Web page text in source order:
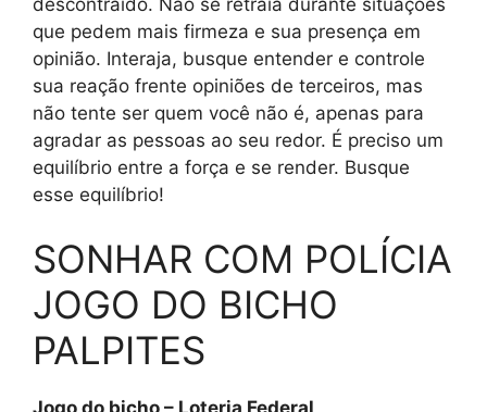
que pedem mais firmeza e sua presença em
opinião. Interaja, busque entender e controle
sua reação frente opiniões de terceiros, mas
não tente ser quem você não é, apenas para
agradar as pessoas ao seu redor. É preciso um
equilíbrio entre a força e se render. Busque
esse equilíbrio!
SONHAR COM POLÍCIA
JOGO DO BICHO
PALPITES
Jogo do bicho – Loteria Federal